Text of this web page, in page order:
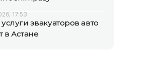
17:53
эвакуаторов авто
в Астане